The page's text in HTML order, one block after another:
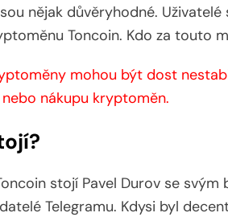
nějak důvěryhodné.
Toncoin. Kdo za touto
mohou být dost
nákupu kryptoměn.
stojí Pavel Durov se svým
Telegramu. Kdysi byl